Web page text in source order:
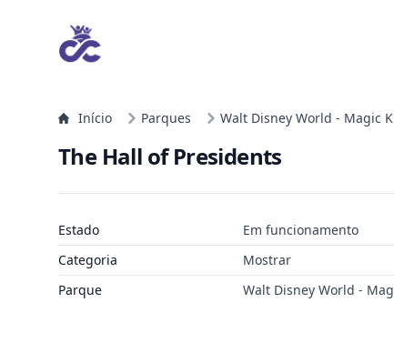
Início Parques Walt Disney World - Magic
The Hall of Presidents
Estado
Em funcionamento
Categoria
Mostrar
Parque
Walt Disney World -